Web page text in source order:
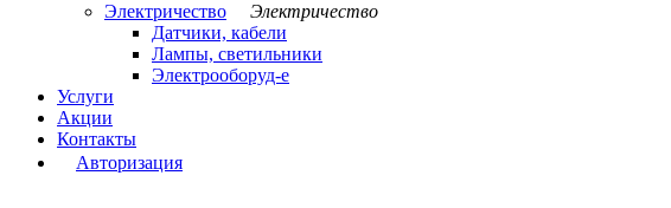
Электричество
Электричество
Датчики, кабели
Лампы, светильники
Электрооборуд-е
Услуги
Акции
Контакты
Авторизация